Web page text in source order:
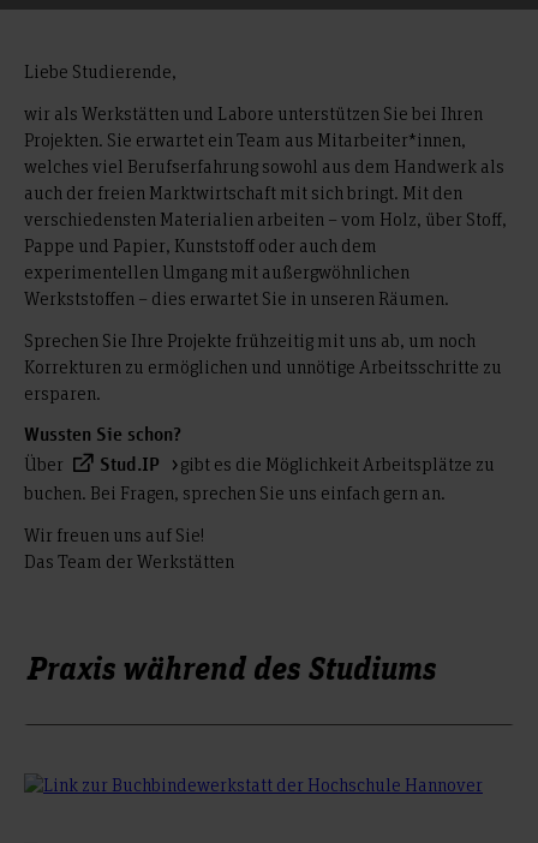
Liebe Studierende,
wir als Werkstätten und Labore unterstützen Sie bei Ihren
Projekten. Sie erwartet ein Team aus Mitarbeiter*innen,
welches viel Berufserfahrung sowohl aus dem Handwerk als
auch der freien Marktwirtschaft mit sich bringt. Mit den
verschiedensten Materialien arbeiten – vom Holz, über Stoff,
Pappe und Papier, Kunststoff oder auch dem
experimentellen Umgang mit außergwöhnlichen
Werkststoffen – dies erwartet Sie in unseren Räumen.
Sprechen Sie Ihre Projekte frühzeitig mit uns ab, um noch
Korrekturen zu ermöglichen und unnötige Arbeitsschritte zu
ersparen.
Wussten Sie schon?
Über Stud.IP
gibt es die Möglichkeit Arbeitsplätze zu
buchen. Bei Fragen, sprechen Sie uns einfach gern an.
Wir freuen uns auf Sie!
Das Team der Werkstätten
Praxis während des Studiums